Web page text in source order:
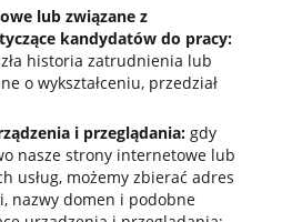
lub związane z
kandydatów do pracy:
historia zatrudnienia lub
o wykształceniu, przedział
i przeglądania: gdy
nasze strony internetowe lub
usług, możemy zbierać adres
nazwy domen i podobne